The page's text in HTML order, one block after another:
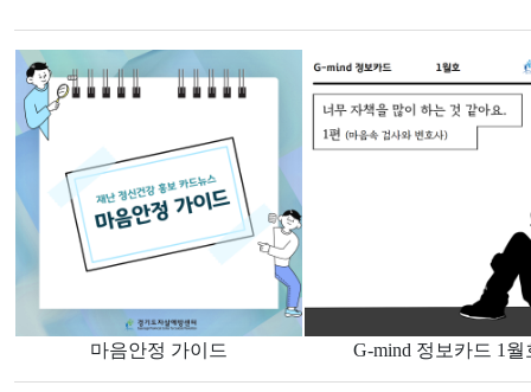
마음안정 가이드 G-mind 정보카드 1월